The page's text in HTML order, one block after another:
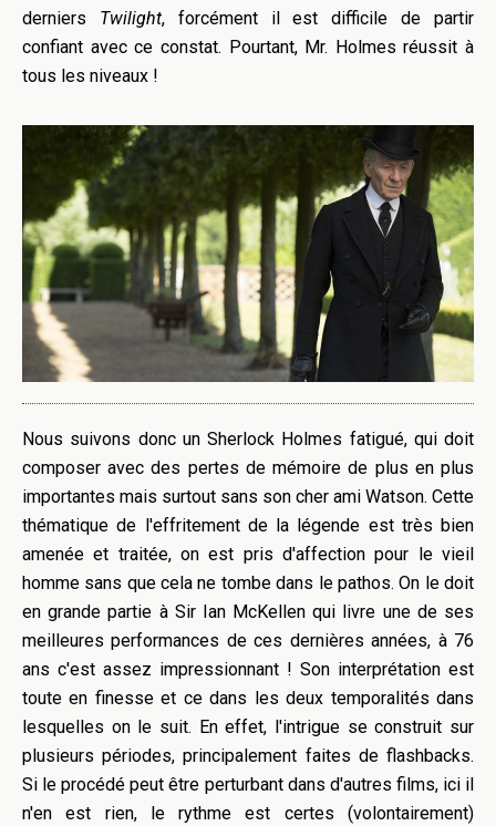
derniers Twilight, forcément il est difficile de partir
confiant avec ce constat. Pourtant, Mr. Holmes réussit à
tous les niveaux !
Nous suivons donc un Sherlock Holmes fatigué, qui doit
composer avec des pertes de mémoire de plus en plus
importantes mais surtout sans son cher ami Watson. Cette
thématique de l'effritement de la légende est très bien
amenée et traitée, on est pris d'affection pour le vieil
homme sans que cela ne tombe dans le pathos. On le doit
en grande partie à Sir Ian McKellen qui livre une de ses
meilleures performances de ces dernières années, à 76
ans c'est assez impressionnant ! Son interprétation est
toute en finesse et ce dans les deux temporalités dans
lesquelles on le suit. En effet, l'intrigue se construit sur
plusieurs périodes, principalement faites de flashbacks.
Si le procédé peut être perturbant dans d'autres films, ici il
n'en est rien, le rythme est certes (volontairement)